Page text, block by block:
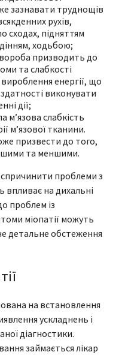
зазнавати труднощів
рухів,
сходах, підняттям
ходьбою;
призводить до
та слабкості
енергії, що
виконувати
дії;
м’язова слабкість
м’язової тканини.
призвести до того,
та меншими.
проблеми з
впливає на дихальні
проблем із
міопатії можуть
детальне обстеження
на встановлення
ускладнень і
діагностики.
займається лікар